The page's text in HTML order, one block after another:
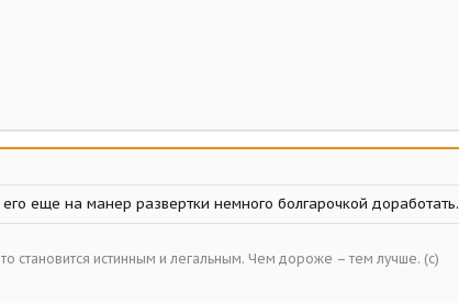
еще на манер развертки немного болгарочкой доработать.
становится истинным и легальным. Чем дороже – тем лучше. (с)